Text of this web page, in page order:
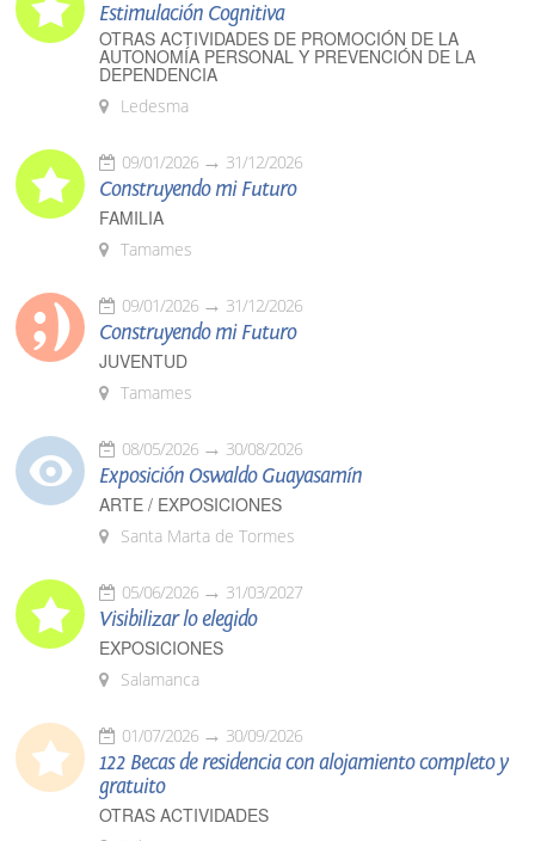
Estimulación Cognitiva
OTRAS ACTIVIDADES DE PROMOCIÓN DE LA
AUTONOMÍA PERSONAL Y PREVENCIÓN DE LA
DEPENDENCIA
Ledesma
09/01/2026 31/12/2026
Construyendo mi Futuro
FAMILIA
Tamames
09/01/2026 31/12/2026
Construyendo mi Futuro
JUVENTUD
Tamames
08/05/2026 30/08/2026
Exposición Oswaldo Guayasamín
ARTE / EXPOSICIONES
Santa Marta de Tormes
05/06/2026 31/03/2027
Visibilizar lo elegido
EXPOSICIONES
Salamanca
01/07/2026 30/09/2026
122 Becas de residencia con alojamiento completo y
gratuito
OTRAS ACTIVIDADES